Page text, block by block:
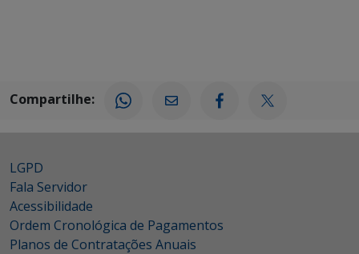
Compartilhe:
LGPD
Fala Servidor
Acessibilidade
Ordem Cronológica de Pagamentos
Planos de Contratações Anuais